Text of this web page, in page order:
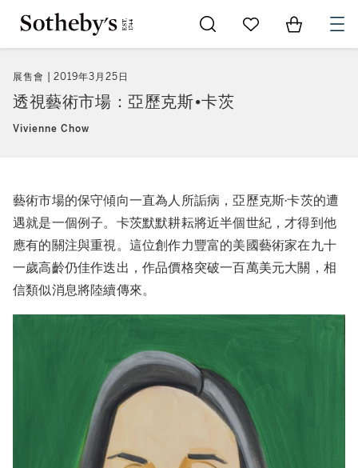
Go to My Favorites
Items in
展售會 2019年3月25日
透視藝術市場：亞歷克斯•卡茨
Vivienne Chow
藝術市場的保守傾向一直為人所詬病，亞歷克斯·卡茨的遭
遇就是一個例子。卡茨默默耕耘將近半個世紀，才得到他
應有的關注與重視。這位創作力豐富的美國藝術家在九十
一歲高齡仍佳作迭出，作品價格突破一百萬美元大關，相
信類似消息將陸續傳來。